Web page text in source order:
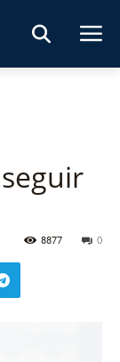
0
8877